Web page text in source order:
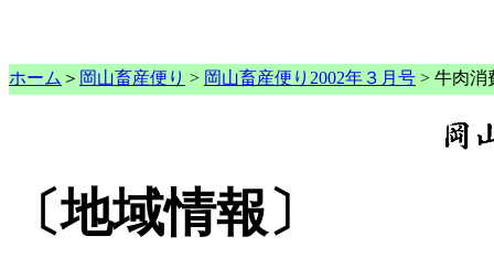
ホーム ＞ 岡山畜産便り > 岡山畜産便り2002年３月号 > 牛肉消
〔地域情報〕